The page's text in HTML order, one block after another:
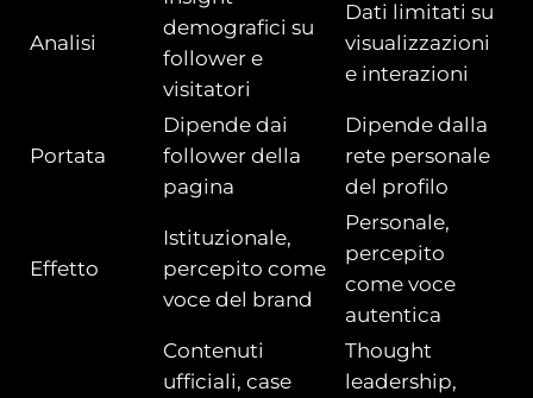
Analisi
demografici su
follower e
visitatori
Dati limitati su
visualizzazioni
e interazioni
Portata
Dipende dai
follower della
pagina
Dipende dalla
rete personale
del profilo
Effetto
Istituzionale,
percepito come
voce del brand
Personale,
percepito
come voce
autentica
Contenuti
ufficiali, case
Thought
leadership,